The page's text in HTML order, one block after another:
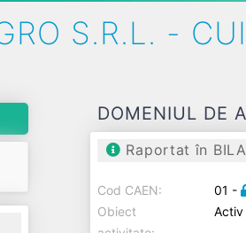
S.R.L. -
DOMENIUL DE
Raportat în
Cod CAEN: 01 -
Obiect